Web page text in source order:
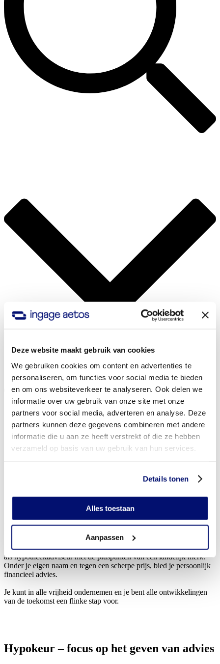
Deze website maakt gebruik van cookies
We gebruiken cookies om content en advertenties te
personaliseren, om functies voor social media te bieden
en om ons websiteverkeer te analyseren. Ook delen we
informatie over uw gebruik van onze site met onze
partners voor social media, adverteren en analyse. Deze
partners kunnen deze gegevens combineren met andere
informatie die u aan ze heeft verstrekt of die ze hebben
verzameld op basis van uw gebruik van hun services.
Details tonen
Alles toestaan
Aanpassen
NL
Hypokeur - white label formule
Hypokeur combineert alle voordelen van zelfstandig ondernemen
als hypotheekadviseur met de pluspunten van een landelijk merk.
Onder je eigen naam en tegen een scherpe prijs, bied je persoonlijk
financieel advies.
Je kunt in alle vrijheid ondernemen en je bent alle ontwikkelingen
van de toekomst een flinke stap voor.
Hypokeur – focus op het geven van advies